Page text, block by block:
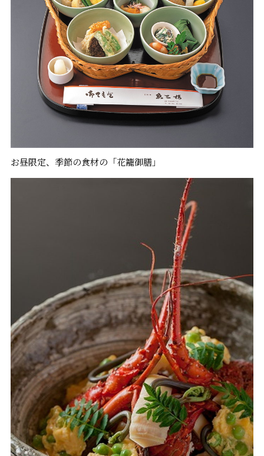
お昼限定、季節の食材の「花籠御膳」